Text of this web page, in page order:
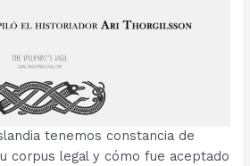
tenemos constancia de
corpus legal y cómo fue aceptado